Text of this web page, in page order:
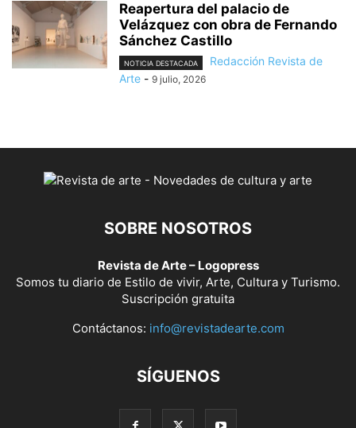
Reapertura del palacio de
Velázquez con obra de Fernando
Sánchez Castillo
NOTICIA DESTACADA
Redacción Revista de
Arte - 9 julio, 2026
SOBRE NOSOTROS
Revista de Arte – Logopress
Somos tu diario de Estilo de vivir, Arte, Cultura y Turismo.
Suscripción gratuita
Contáctanos: info@revistadearte.com
SÍGUENOS